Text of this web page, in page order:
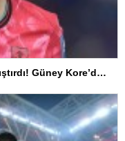
Askerlik şakası Dünya Kupası’nı karıştırdı! Güney Kore’den sert karar